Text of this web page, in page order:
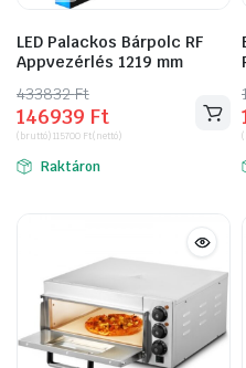
LED Palackos Bárpolc RF
Appvezérlés 1219 mm
433832Ft
Original
price
was:
433832 Ft.
146939 Ft
Current
price
is:
146939 Ft.
(bruttó)115700 Ft(nettó)
Raktáron